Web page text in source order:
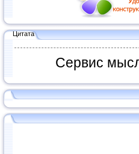
Цитата
Сервис